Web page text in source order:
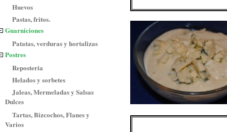
Huevos
Pastas, fritos.
Guarniciones
Patatas, verduras y hortalizas
Postres
Reposteria
Helados y sorbetes
Jaleas, Mermeladas y Salsas
Dulces
Tartas, Bizcochos, Flanes y
Varios